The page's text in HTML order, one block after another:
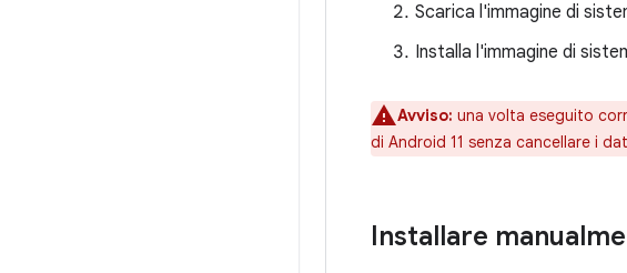
Scarica l'immagine di
Installa l'immagine di
Avviso: una volta eseguito
di Android 11 senza cancellare i
Installare